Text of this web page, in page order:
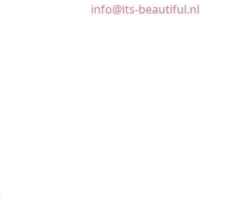
info@its-beautiful.nl